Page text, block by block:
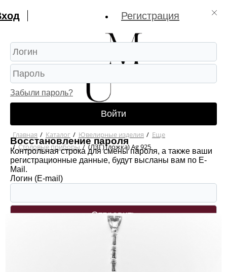
Главная / Каталог / Ювелирные изделия / Еще
/ Столовые приборы / (ЛЗГ) (ложка) Ag 925
Регистрация
Забыли пароль?
Войти
Восстановление пароля
Контрольная строка для смены пароля, а также ваши
регистрационные данные, будут высланы вам по E-
Mail.
Логин (E-mail)